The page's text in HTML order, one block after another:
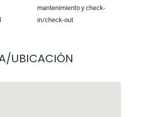
mantenimiento y check-
in/check-out
UBICACIÓN